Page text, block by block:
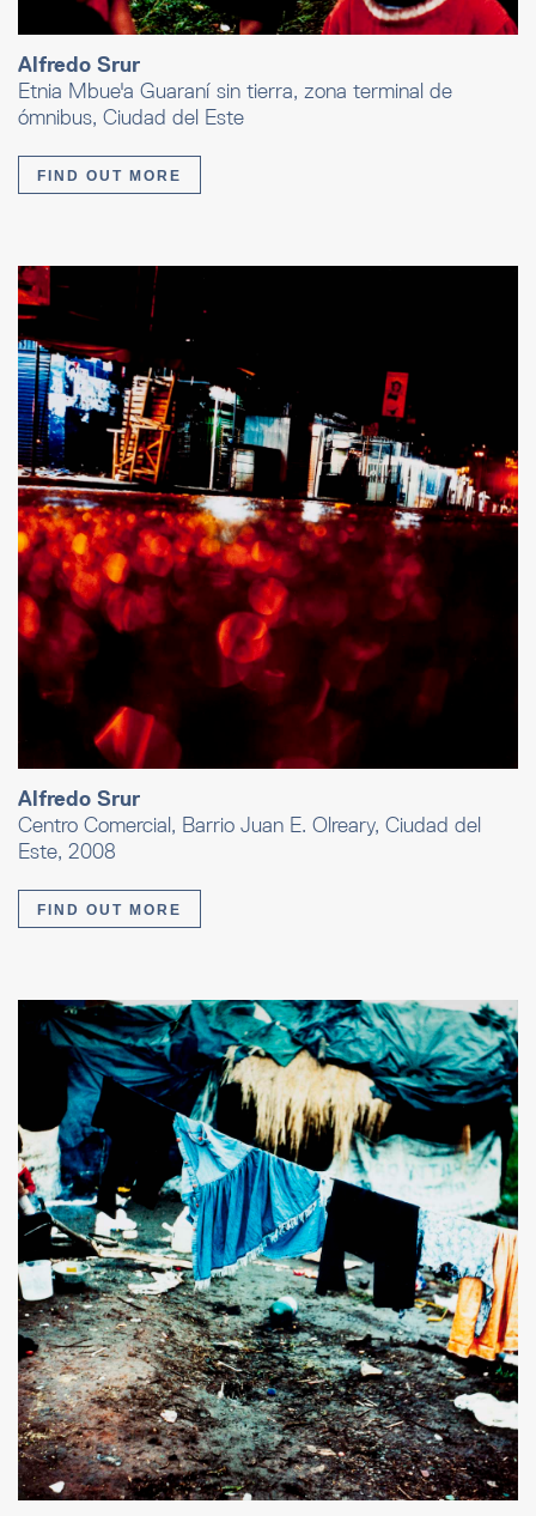
Alfredo Srur
Etnia Mbue'a Guaraní sin tierra, zona terminal de
ómnibus, Ciudad del Este
FIND OUT MORE
Alfredo Srur
Centro Comercial, Barrio Juan E. Olreary, Ciudad del
Este, 2008
FIND OUT MORE